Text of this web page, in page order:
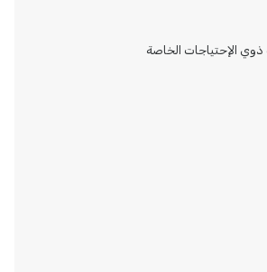
ذوي الإحتياجات الخاصة